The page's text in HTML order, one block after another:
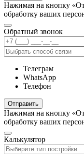
Нажимая на кнопку
обработку ваших
Обратный звонок
Телеграм
WhatsApp
Телефон
Отправить
Нажимая на кнопку
обработку ваших
Калькулятор